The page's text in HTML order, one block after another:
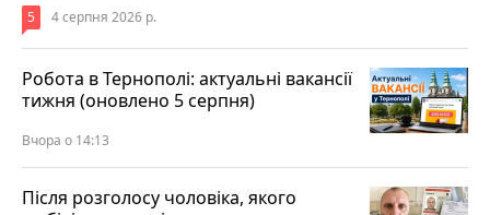
5 4 серпня 2026 р.
Робота в Тернополі: актуальні вакансії
тижня (оновлено 5 серпня)
Вчора о 14:13
Після розголосу чоловіка, якого